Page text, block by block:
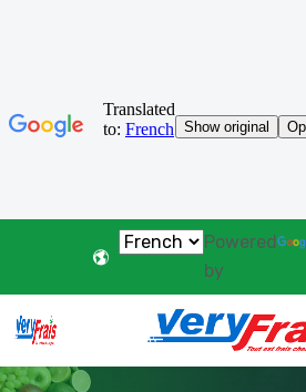
Powered
by